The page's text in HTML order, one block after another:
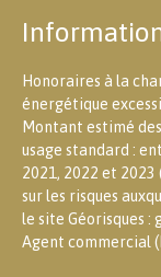
Honoraires à la
énergétique
Montant estimé
usage standard :
2021, 2022 et
sur les risques
le site Géorisques :
Agent commercial